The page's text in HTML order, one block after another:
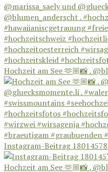
Hochzeit am See 🫶🏼📸 .
Instagram-Beitrag
Hochzeit am See 🫶🏼📸 .